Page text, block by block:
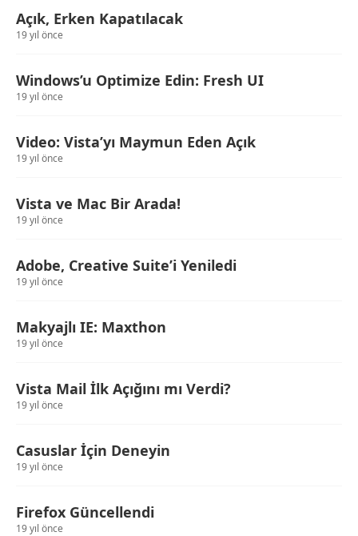
Açık, Erken Kapatılacak
19 yıl önce
Windows’u Optimize Edin: Fresh UI
19 yıl önce
Video: Vista’yı Maymun Eden Açık
19 yıl önce
Vista ve Mac Bir Arada!
19 yıl önce
Adobe, Creative Suite’i Yeniledi
19 yıl önce
Makyajlı IE: Maxthon
19 yıl önce
Vista Mail İlk Açığını mı Verdi?
19 yıl önce
Casuslar İçin Deneyin
19 yıl önce
Firefox Güncellendi
19 yıl önce